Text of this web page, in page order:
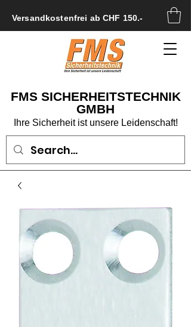
FMS SICHERHEITSTECHNIK
GMBH
Ihre Sicherheit ist unsere Leidenschaft!
Versandkostenfrei ab CHF 150.-